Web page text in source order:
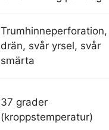
Trumhinneperforation,
drän, svår yrsel, svår
smärta
37 grader
(kroppstemperatur)